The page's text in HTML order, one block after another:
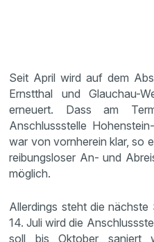
Seit April wird auf dem
Ernstthal und Glauchau-
erneuert. Dass am
Anschlussstelle
war von vornherein klar, so
reibungsloser An- und
möglich.
Allerdings steht die
14. Juli wird die
soll bis Oktober saniert